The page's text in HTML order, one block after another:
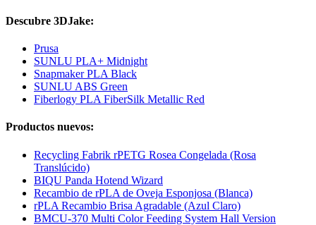
Descubre 3DJake:
Prusa
SUNLU PLA+ Midnight
Snapmaker PLA Black
SUNLU ABS Green
Fiberlogy PLA FiberSilk Metallic Red
Productos nuevos:
Recycling Fabrik rPETG Rosea Congelada (Rosa
Translúcido)
BIQU Panda Hotend Wizard
Recambio de rPLA de Oveja Esponjosa (Blanca)
rPLA Recambio Brisa Agradable (Azul Claro)
BMCU-370 Multi Color Feeding System Hall Version